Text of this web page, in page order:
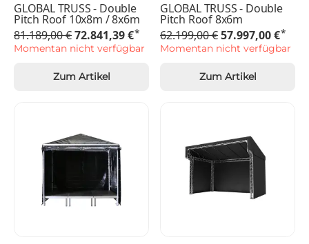
GLOBAL TRUSS - Double
Pitch Roof 10x8m / 8x6m
81.189,00 €72.841,39 €*
Momentan nicht verfügbar
Zum Artikel
GLOBAL TRUSS - Double
Pitch Roof 8x6m
62.199,00 €57.997,00 €*
Momentan nicht verfügbar
Zum Artikel